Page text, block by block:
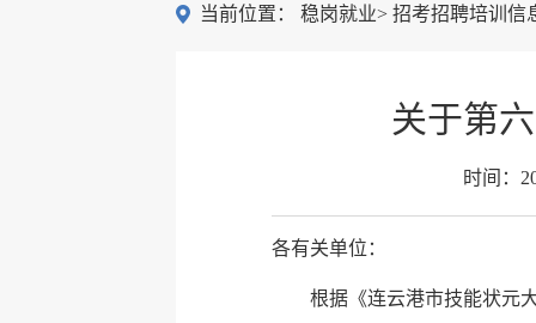
当前位置： 稳岗就业> 招考招聘培训信
关于第
时间：
各有关单位：
根据《连云港市技能状元